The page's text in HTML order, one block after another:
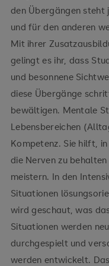
den Übergängen steht
und für den anderen
Mit ihrer
gelingt es ihr, dass
und besonnene
diese Übergänge
bewältigen. Mentale
Lebensbereichen
Kompetenz. Sie hilft,
die Nerven zu
meistern. In den
Situationen
wird geschaut, was
Situationen werden
durchgespielt und
werden entwickelt.